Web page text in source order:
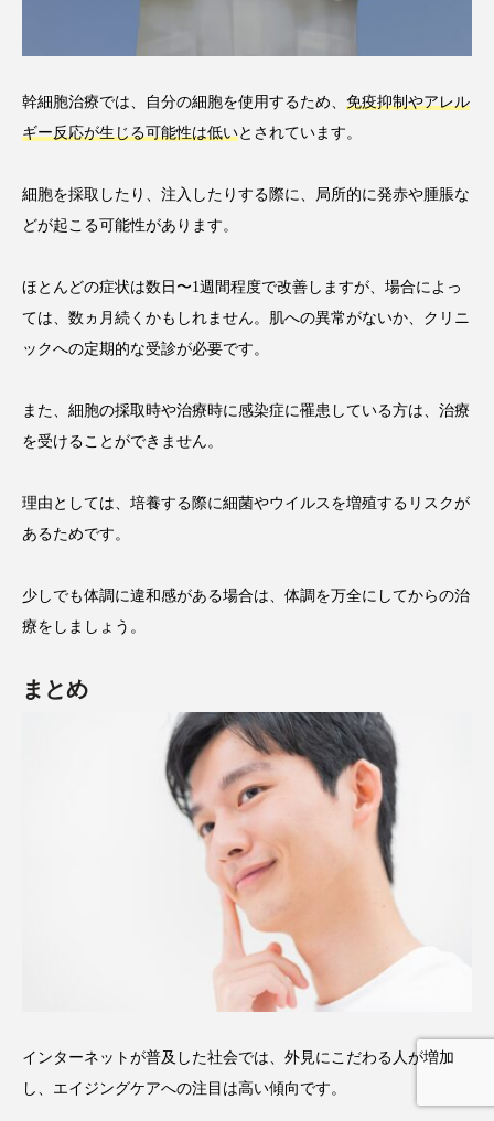
幹細胞治療では、自分の細胞を使用するため、 免疫抑制やアレル
ギー反応が生じる可能性は低いとされています。
細胞を採取したり、注入したりする際に、局所的に発赤や腫脹な
どが起こる可能性があります。
ほとんどの症状は数日〜1週間程度で改善しますが、場合によっ
ては、数ヵ月続くかもしれません。肌への異常がないか、クリニ
ックへの定期的な受診が必要です。
また、細胞の採取時や治療時に感染症に罹患している方は、治療
を受けることができません。
理由としては、培養する際に細菌やウイルスを増殖するリスクが
あるためです。
少しでも体調に違和感がある場合は、体調を万全にしてからの治
療をしましょう。
まとめ
インターネットが普及した社会では、外見にこだわる人が増加
し、エイジングケアへの注目は高い傾向です。